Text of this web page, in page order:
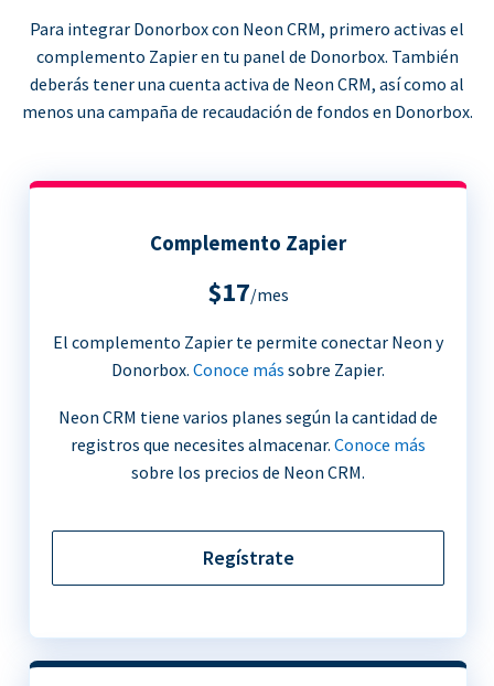
Para integrar Donorbox con Neon CRM, primero activas el
complemento Zapier en tu panel de Donorbox. También
deberás tener una cuenta activa de Neon CRM, así como al
menos una campaña de recaudación de fondos en Donorbox.
Complemento Zapier
$17/mes
El complemento Zapier te permite conectar Neon y
Donorbox. Conoce más sobre Zapier.
Neon CRM tiene varios planes según la cantidad de
registros que necesites almacenar. Conoce más
sobre los precios de Neon CRM.
Regístrate